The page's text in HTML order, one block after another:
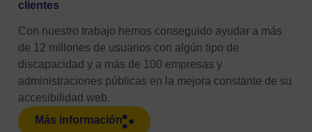
clientes
Con nuestro trabajo hemos conseguido ayudar a más
de 12 millones de usuarios con algún tipo de
discapacidad y a más de 100 empresas y
administraciones públicas en la mejora constante de su
accesibilidad web.
Más información